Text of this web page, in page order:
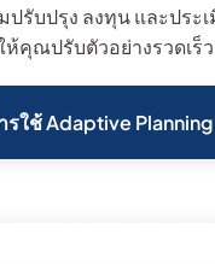
ปรับปรุง ลงทุน และประ
ห้คุณปรับตัวอย่างรวดเ
รใช้ Adaptive